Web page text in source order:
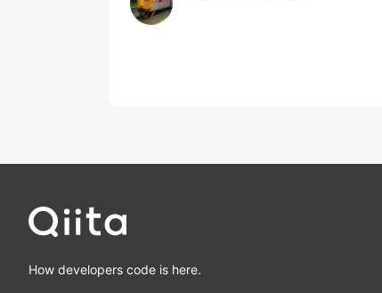
How developers code is here.